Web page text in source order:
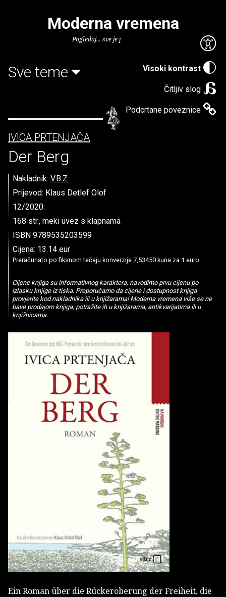
Visoki kontrast
Čitljiv slog
Podcrtane poveznice
Moderna vremena
Pogledaj... sve je puno knjiga.
Sve teme
IVICA PRTENJAČA
Der Berg
Nakladnik: V.B.Z.
Prijevod: Klaus Detlef Olof
12/2020.
168 str., meki uvez s klapnama
ISBN 9789535203599
Cijena: 13.14 eur
Preračunato po fiksnom tečaju konverzije 7,53450 kuna za 1 euro
Cijene knjiga su informativnog karaktera, navodimo prvu cijenu po
izlasku knjige iz tiska. Preporučamo da cijene i dostupnost knjiga
provjerite kod nakladnika ili u knjižarama! Moderna vremena više se ne
bave prodajom knjiga, potražite ih u knjižarama, antikvarijatima ili u
knjižnicama.
Ein Roman über die Rückeroberung der Freiheit, die